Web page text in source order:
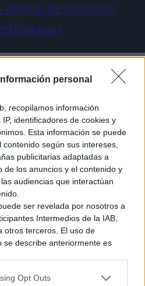
personal
recopilamos información
identificadores de cookies y
Esta información se puede
según sus intereses,
publicitarias adaptadas a
de los anuncios y el contenido y
audiencias que interactúan
ser revelada por nosotros a
Intermedios de la IAB,
otros terceros. El uso de
se describe anteriormente es
para nuestra audiencia.
Opt Outs
amiibo de Splatoon
beta cerrada de The